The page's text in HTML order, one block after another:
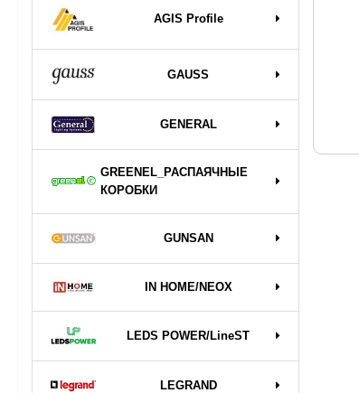
AGIS Profile
GAUSS
GENERAL
GREENEL_РАСПАЯЧНЫЕ
КОРОБКИ
GUNSAN
IN HOME/NEOX
LEDS POWER/LineST
LEGRAND